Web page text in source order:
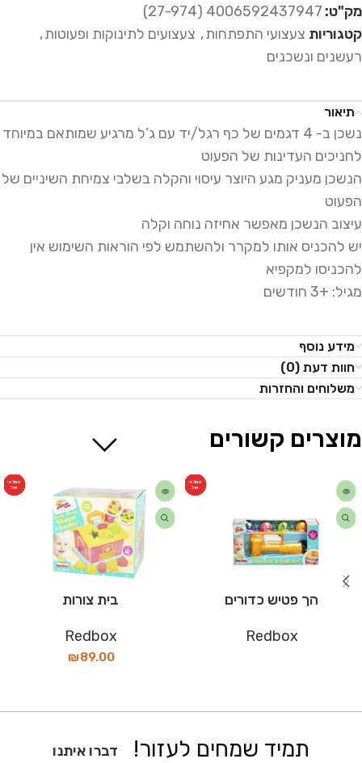
מק"ט: 4006592437947 (27-974)
קטגוריות צעצועי התפתחות, צעצועים לתינוקות ופעוטות,
רעשנים ונשכנים
תיאור
נשכן ב- 4 דגמים של כף רגל/יד עם ג’ל מרגיע שמותאם במיוחד
לחניכים העדינות של הפעוט
הנשכן מעניק מגע היוצר עיסוי והקלה בשלבי צמיחת השיניים של
הפעוט
עיצוב הנשכן מאפשר אחיזה נוחה וקלה
יש להכניס אותו למקרר ולהשתמש לפי הוראות השימוש אין
להכניסו למקפיא
מגיל: +3 חודשים
מידע נוסף
חוות דעת (0)
משלוחים והחזרות
מוצרים קשורים
המלאי
אזל
הך פטיש כדורים
Redbox
המלאי
אזל
בית צורות
Redbox
₪89.00
תמיד שמחים לעזור! דברו איתנו